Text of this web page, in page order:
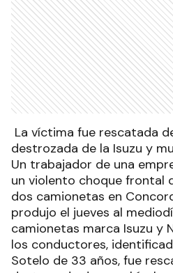
La víctima fue rescatada
destrozada de la Isuzu y
Un trabajador de una
un violento choque frontal
dos camionetas en
produjo el jueves al
camionetas marca Isuzu y
los conductores,
Sotelo de 33 años, fue